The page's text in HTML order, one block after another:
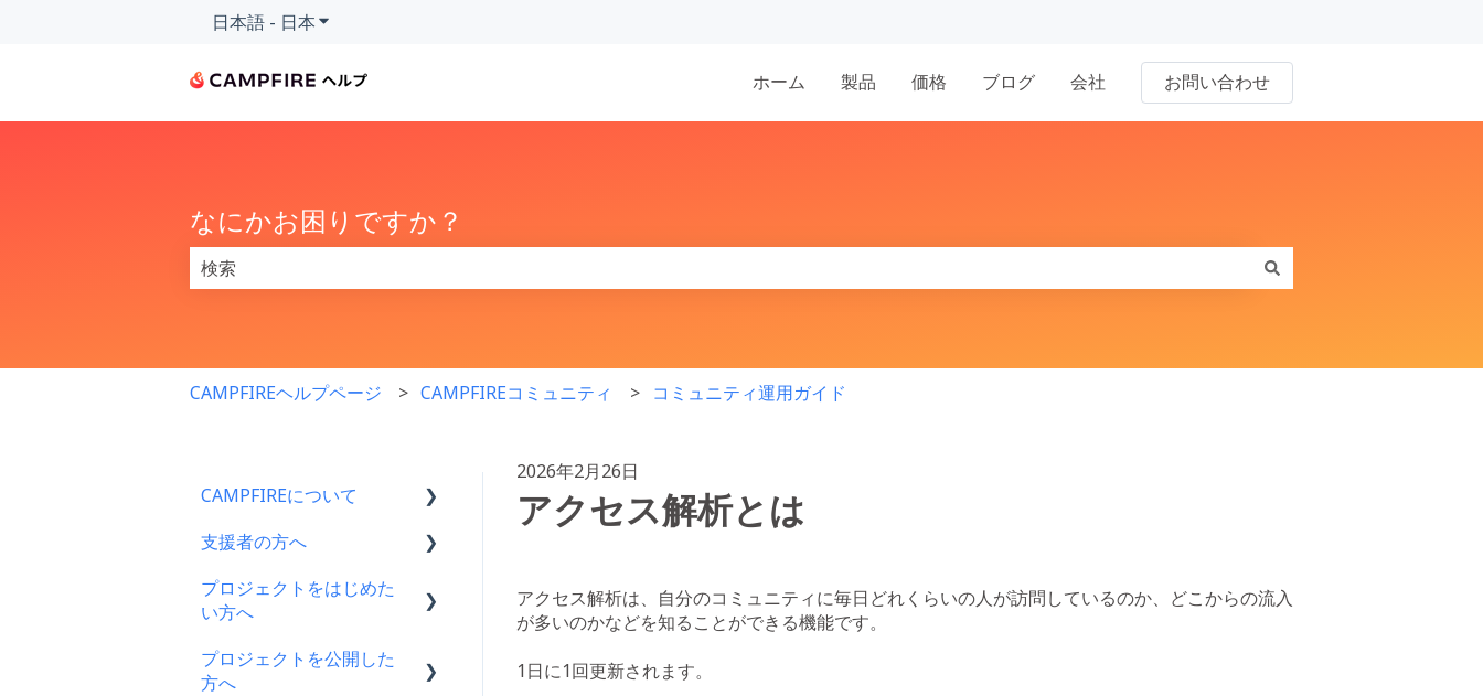
日本語 - 日本翻訳のサブメニューを表示
ホーム 製品 価格 ブログ 会社 お問い合わせ
なにかお困りですか？
CAMPFIREヘルプページ CAMPFIREコミュニティ コミュニティ運用ガイド
2026年2月26日
アクセス解析とは
アクセス解析は、自分のコミュニティに毎日どれくらいの人が訪問しているのか、どこからの流入
が多いのかなどを知ることができる機能です。
1日に1回更新されます。
CAMPFIREについて
CAMPFIRE各種制度の規約
CAMPFIREふるさと納税に
はじめての方へ
支援者の方へ
支援に関するよくある質問
キャリア決済
プロジェクトをはじめた
い方へ
プロジェクトをはじめる前
に
プロジェクトを公開した
方へ